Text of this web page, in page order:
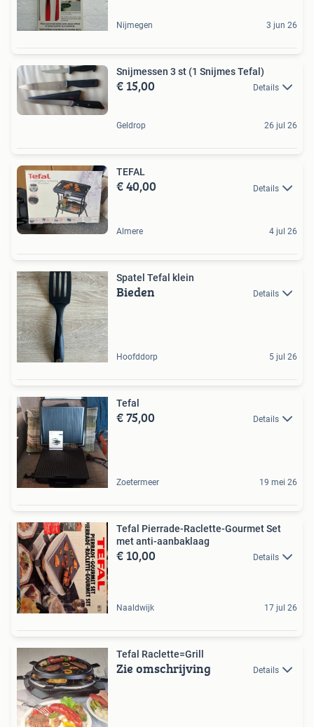
Nijmegen 3 jun 26
Snijmessen 3 st (1 Snijmes Tefal)
€ 15,00 Details
Geldrop 26 jul 26
TEFAL
€ 40,00 Details
Almere 4 jul 26
Spatel Tefal klein
Bieden Details
Hoofddorp 5 jul 26
Tefal
€ 75,00 Details
Zoetermeer 19 mei 26
Tefal Pierrade-Raclette-Gourmet Set
met anti-aanbaklaag
€ 10,00 Details
Naaldwijk 17 jul 26
Tefal Raclette=Grill
Zie omschrijving Details